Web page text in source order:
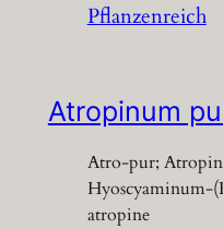
Pflanzenreich
Atropinum
Atro-pur;
Hyoscyaminum-
atropine